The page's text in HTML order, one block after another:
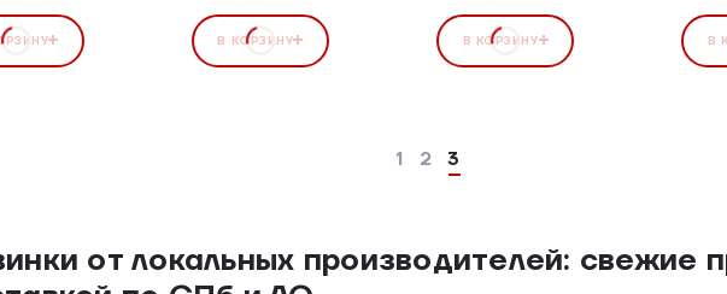
В КОРЗИНУ В КОРЗИНУ В
1 2 3
от локальных производителей: свежие